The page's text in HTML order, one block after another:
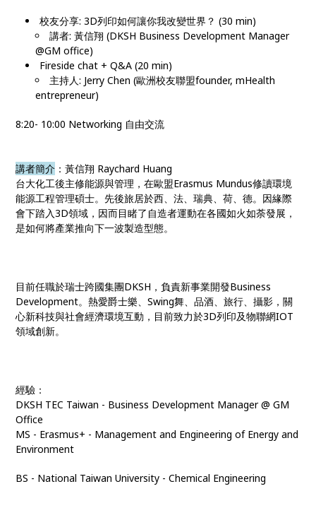
校友分享: 3D列印如何讓你我改變世界？ (30 min)
講者: 黃信翔 (DKSH Business Development Manager
@GM office)
Fireside chat + Q&A (20 min)
主持人: Jerry Chen (歐洲校友聯盟founder, mHealth
entrepreneur)
8:20- 10:00 Networking 自由交流
講者簡介 ：黃信翔 Raychard Huang
台大化工後主修能源與管理，在歐盟Erasmus Mundus修讀環境
能源工程管理碩士。先後旅居於西、法、瑞典、荷、德。因緣際
會下踏入3D領域，因而目睹了 自造者運動在各國如火如荼發展，
是如何將產業推向下一波製造型態。
目前任職於瑞士跨國集團DKSH，負責新事業開發Business
Development。熱愛爵士樂、Swing舞、品酒、旅行、攝影，關
心新科技與社會經濟環境互動，目前致力於3D列印及物聯網IOT
領域創新。
經驗：
DKSH TEC Taiwan - Business Development Manager @ GM
Office
MS - Erasmus+ - Management and Engineering of Energy and
Environment
BS - National Taiwan University - Chemical Engineering